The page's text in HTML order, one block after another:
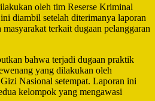
oleh tim Reserse Kriminal
diambil setelah diterimanya laporan
terkait dugaan pelanggaran
bahwa terjadi dugaan praktik
yang dilakukan oleh
Nasional setempat. Laporan ini
kelompok yang mengawasi